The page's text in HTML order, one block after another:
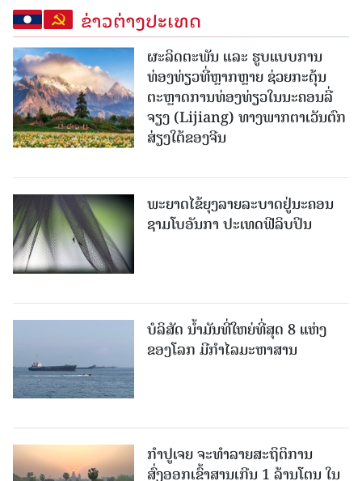
ຂ່າວຕ່າງປະເທດ
ຜະລິດຕະພັນ ແລະ ຮູບແບບການ
ທ່ອງທ່ຽວທີ່ຫຼາກຫຼາຍ ຊ່ວຍກະຕຸ້ນ
ຕະຫຼາດການທ່ອງທ່ຽວໃນນະຄອນລີ່
ຈຽງ (Lijiang) ທາງພາກຕາເວັນຕົກ
ສ່ຽງໃຕ້ຂອງຈີນ
ພະຍາດໄຂ້ຍຸງລາຍລະບາດຢູ່ນະຄອນ
ຊາມໂບ​ອັນກາ ປະເທດຟີລິບປິນ
ບໍລິສັດ ນ້ຳມັນທີ່ໃຫຍ່ທີ່ສຸດ 8 ແຫ່ງ
ຂອງໂລກ ມີກຳໄລມະຫາສານ
ກຳປູເຈຍ ຈະທຳລາຍສະຖິຕິການ
ສົ່ງອອກເຂົ້າສານເກີນ 1 ລ້ານໂຕນ ໃນ